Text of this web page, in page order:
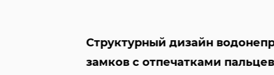
Структурный дизайн водонепроницаемых
замков с отпечатками пальцев